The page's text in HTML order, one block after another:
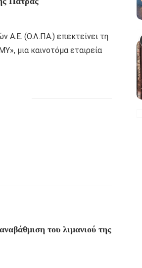
Α.Ε. (Ο.Λ.ΠΑ.) επεκτείνει τη
μια καινοτόμα εταιρεία
του λιμανιού της